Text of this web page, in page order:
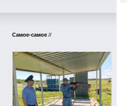
Самое-самое //